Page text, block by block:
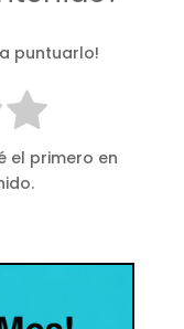
puntuarlo!
el primero en